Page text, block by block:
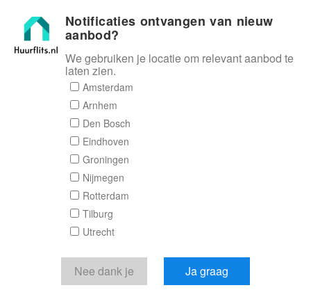
Huurflits
Reactieformulier
Huurflits
Verstuur je bericht
Door een bericht te sturen kom je in contact met de
aanbieder of makelaar van de woning.
Notificaties ontvangen van nieuw
aanbod?
We gebruiken je locatie om relevant aanbod te
laten zien.
Amsterdam
Arnhem
Den Bosch
Eindhoven
Groningen
Nijmegen
Rotterdam
Tilburg
Utrecht
Nee dank je Ja graag